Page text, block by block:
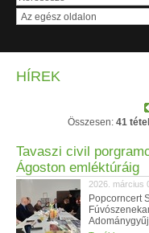
HÍREK
Összesen: 41
Tavaszi civil
Ágoston emléktúráig
2026. március
Popcorncert